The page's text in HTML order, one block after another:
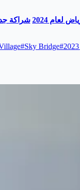
2024 شراكة جديدة لإنشاء
#
#Sky Bridge